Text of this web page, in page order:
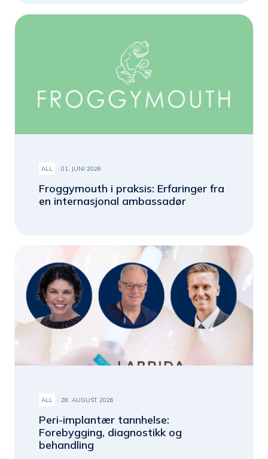
ALL 01. JUNI 2026
Froggymouth i praksis: Erfaringer fra
en internasjonal ambassadør
ALL 28. AUGUST 2026
Peri-implantær tannhelse:
Forebygging, diagnostikk og
behandling